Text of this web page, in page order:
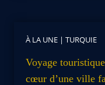
À LA UNE | TURQUIE
Voyage
cœur d’une ville